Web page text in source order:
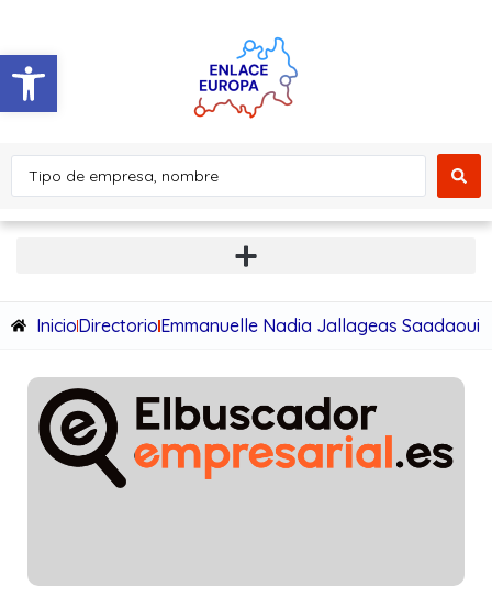
Abrir barra de herramientas
InicioDirectorioEmmanuelle Nadia Jallageas Saadaoui